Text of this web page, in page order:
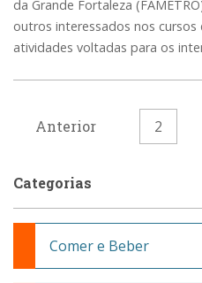
da Grande Fortaleza
outros interessados nos
atividades voltadas para os
Anterior 2
Categorias
Comer e Beber